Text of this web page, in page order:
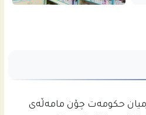
حكومه‌ت چۆن مامه‌ڵه‌ى